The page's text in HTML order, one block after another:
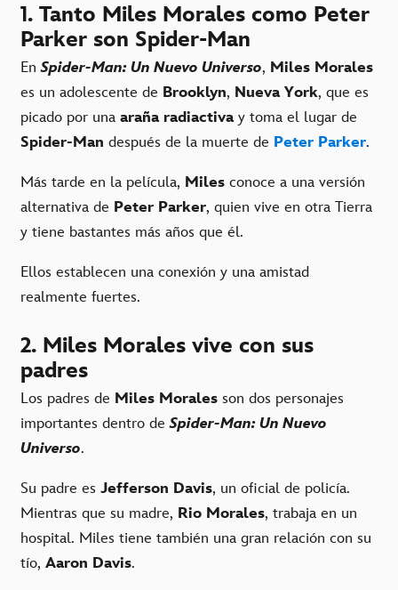
1. Tanto Miles Morales como Peter
Parker son Spider-Man
EnSpider-Man: Un Nuevo Universo, Miles Morales
es un adolescente de Brooklyn, Nueva York, que es
picado por una araña radiactivay toma el lugar de
Spider-Man después de la muerte de Peter Parker.
Más tarde en la película, Miles conoce a una versión
alternativa de Peter Parker, quien vive en otra Tierra
y tiene bastantes más años que él.
Ellos establecen una conexión y una amistad
realmente fuertes.
2. Miles Morales vive con sus
padres
Los padres de Miles Morales son dos personajes
importantes dentro deSpider-Man: Un Nuevo
Universo.
Su padre es Jefferson Davis, un oficial de policía.
Mientras que su madre, Rio Morales, trabaja en un
hospital. Miles tiene también una gran relación con su
tío, Aaron Davis.